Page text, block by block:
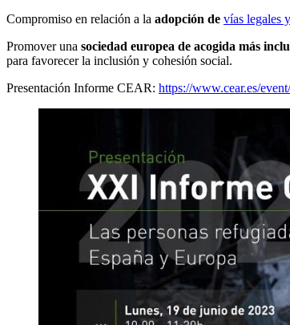
Compromiso en relación a la adopción de vías legales
Promover una sociedad europea de acogida más
para favorecer la inclusión y cohesión social.
Presentación Informe CEAR: https://www.cear.es/